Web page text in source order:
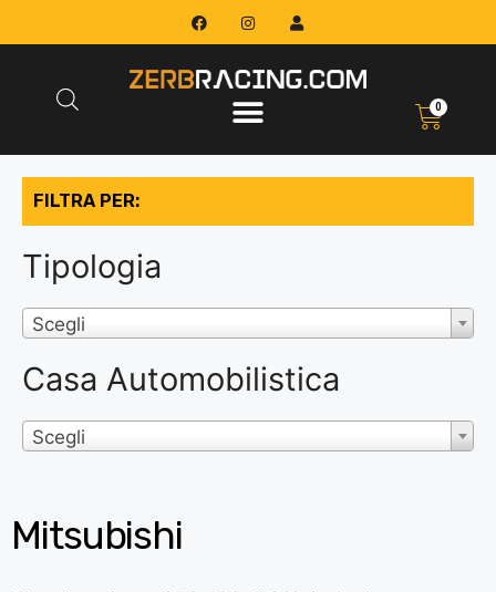
0
FILTRA PER:
Tipologia
Scegli
Casa Automobilistica
Scegli
Mitsubishi